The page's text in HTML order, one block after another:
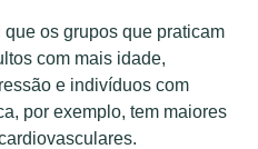
os grupos que praticam
com mais idade,
e indivíduos com
por exemplo, tem maiores